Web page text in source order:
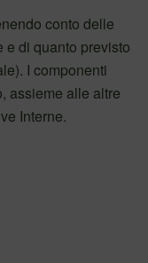
conto delle
e di quanto previsto
I componenti
assieme alle altre
Interne.